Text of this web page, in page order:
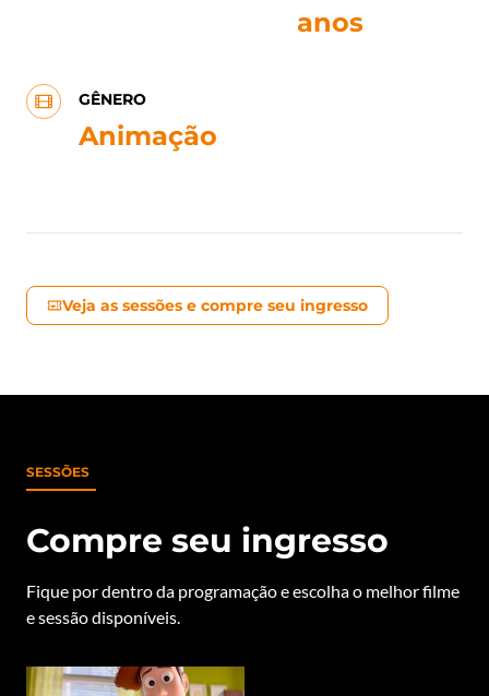
anos
GÊNERO
Animação
Veja as sessões e compre seu ingresso
SESSÕES
Compre seu ingresso
Fique por dentro da programação e escolha o melhor filme
e sessão disponíveis.